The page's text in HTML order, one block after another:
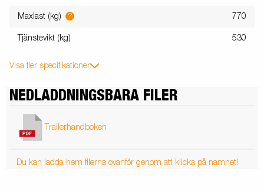
Maxlast (kg) ? 770
Tjänstevikt (kg) 530
Visa fler specifikationer
NEDLADDNINGSBARA FILER
Trailerhandboken
Du kan ladda hem filerna ovanför genom att klicka på namnet!